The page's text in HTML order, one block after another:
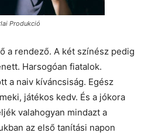
Produkció
a rendező. A két színész pedig
Harsogóan fiatalok.
a naiv kíváncsiság. Egész
játékos kedv. És a jókora
valahogyan mindazt a
az első tanítási napon